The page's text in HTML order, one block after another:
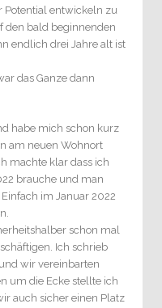
Potential entwickeln zu
den bald beginnenden
endlich drei Jahre alt ist
das Ganze dann
habe mich schon kurz
am neuen Wohnort
machte klar dass ich
brauche und man
im Januar 2022
schon mal
Ich schrieb
wir vereinbarten
um die Ecke stellte ich
auch sicher einen Platz